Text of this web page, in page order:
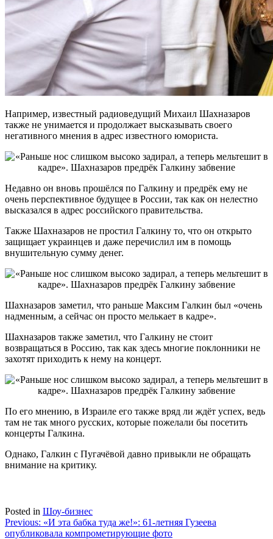
Например, известный радиоведущий Михаил Шахназаров
также не унимается и продолжает высказывать своего
негативного мнения в адрес известного юмориста.
Недавно он вновь прошёлся по Галкину и предрёк ему не
очень перспективное будущее в России, так как он нелестно
высказался в адрес российского правительства.
Также Шахназаров не простил Галкину то, что он открыто
защищает украинцев и даже перечислил им в помощь
внушительную сумму денег.
Шахназаров заметил, что раньше Максим Галкин был «очень
надменным, а сейчас он просто мелькает в кадре».
Шахназаров также заметил, что Галкину не стоит
возвращаться в Россию, так как здесь многие поклонники не
захотят приходить к нему на концерт.
По его мнению, в Израиле его также вряд ли ждёт успех, ведь
там не так много русских, которые пожелали бы посетить
концерты Галкина.
Однако, Галкин с Пугачёвой давно привыкли не обращать
внимание на критику.
Posted in Шоу-бизнес
Навигация
Previous: «И эта бабка туда же!»: 61-летняя Гузеева
опубликовала компрометирующие фото